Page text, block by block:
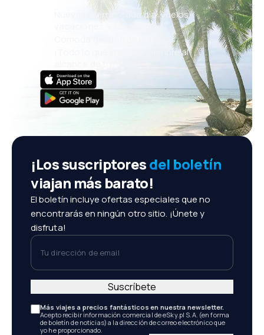
Nuevas ofertas cada día: vuelos,
vacaciones, escapadas
Cómoda gestión de reservas
¡Todo lo que importa, siempre al
¡Los suscriptoresdel boletín
viajan más barato!
El boletín incluye ofertas especiales que no
encontrarás en ningún otro sitio. ¡Únete y
disfruta!
Tu dirección de email
Más viajes a precios fantásticos en nuestra newsletter.
Acepto recibir información comercial de eSky.pl S.A. (en forma
de boletín de noticias) a la dirección de correo electrónico que
yo he proporcionado.
Suscríbete